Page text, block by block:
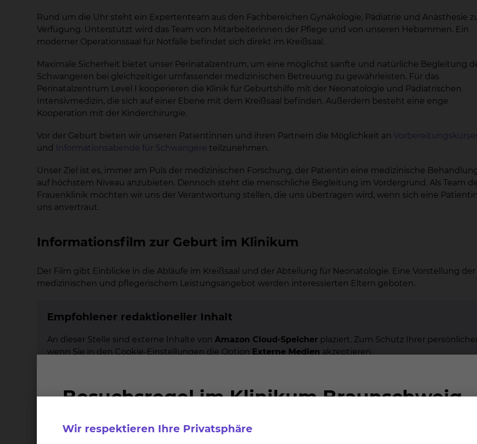
Rund um die Uhr steht ein Expertenteam aus den Fachbereichen Gynäkologie, Pädiatrie und Anästhesie
Verfügung. Unterstützt wird das Team von Mitarbeiterinnen der Pflege und von unseren Hebammen. Ein
moderner Operationssaal für Notfälle befindet sich direkt im Kreißsaal.
Maximale Sicherheit bietet unser Perinatalzentrum, um eine möglichst sanfte und natürliche Begleitung
Schwangeren bei gleichzeitiger umfassender medizinischen Betreuung zu gewährleisten. Für das
Perinatalzentrum Level I kooperieren die Klinik für Geburtshilfe mit der Neonatologie und Pädiatrischen
Intensivmedizin, die sich auf einer Ebene mit dem Kreißsaal befinden. Außerdem besteht eine enge
Kooperation mit der Kinderchirurgie.
Vor der Geburt bieten wir unseren Patientinnen und ihren Partnern die Möglichkeit an
und Informationsabende für Schwangere teilzunehmen.
Unser Ziel ist es, immer am Puls der medizinischen Forschung, der Patientin eine medizinische
auf höchstem Niveau anzubieten. Dennoch steht die menschliche Begleitung im Vordergrund. Als Team
Frauenklinik möchten wir uns der Verantwortung stellen, die uns übertragen wird, wenn sich eine Patientin
uns anvertraut.
Informationsfilm zur Geburt im Klinikum
Der Film gibt Einblicke in die Abläufe im Kreißsaal und der Abteilung für Neonatologie. Eine Vorstellung
medizinischen und pflegerischem Leistungsangebot werden interessierten Eltern geboten.
Empfohlener redaktioneller Inhalt
An dieser Stelle sind externe Inhalte von Amazon Cloud-Speicher plaziert. Zum Schutz Ihrer
wenn Sie in den Cookie-Einstellungen die Option Externe Medien akzeptieren.
Sie können sich u.a. bei den folgenden Themen an uns wenden
Wir respektieren Ihre Privatsphäre